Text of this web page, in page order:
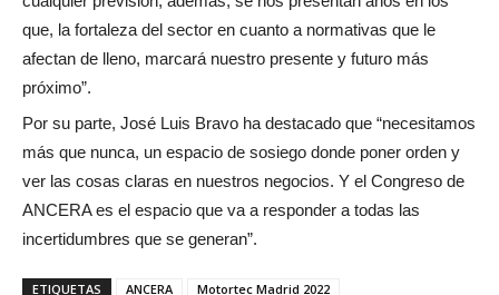
que, la fortaleza del sector en cuanto a normativas que le
afectan de lleno, marcará nuestro presente y futuro más
próximo”.
Por su parte, José Luis Bravo ha destacado que “necesitamos
más que nunca, un espacio de sosiego donde poner orden y
ver las cosas claras en nuestros negocios. Y el Congreso de
ANCERA es el espacio que va a responder a todas las
incertidumbres que se generan”.
ETIQUETAS ANCERA
Motortec Madrid 2022